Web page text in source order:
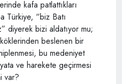
kafa patlattıkları
Türkiye, “biz Batı
diyerek bizi aldatıyor mu;
beslenen bir
bu medeniyet
ve harekete geçirmesi
var?